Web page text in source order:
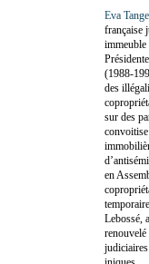
Eva
française
immeuble
(1988-
des
sur des
en
Lebossé,